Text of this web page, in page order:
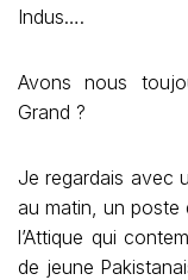
Indus….
Avons nous
Grand ?
Je regardais avec
au matin, un poste
l’Attique qui
de jeune